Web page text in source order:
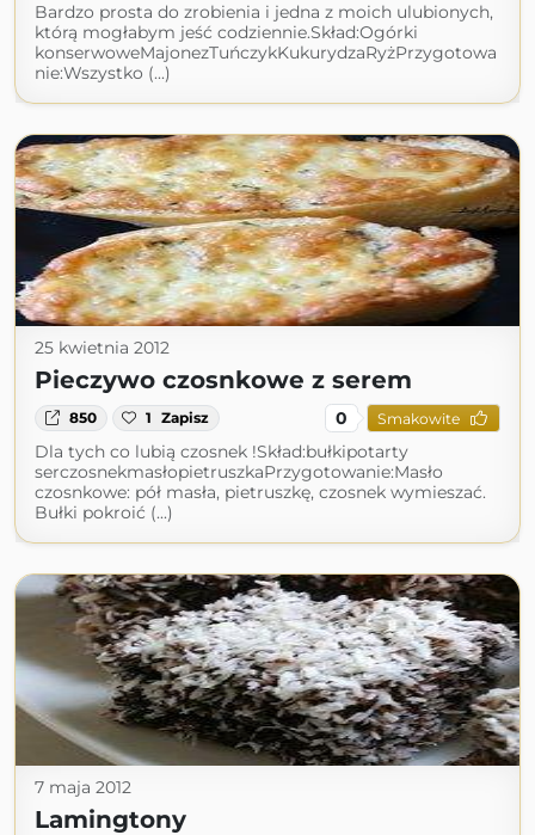
Bardzo prosta do zrobienia i jedna z moich ulubionych,
którą mogłabym jeść codziennie.Skład:Ogórki
konserwoweMajonezTuńczykKukurydzaRyżPrzygotowa
nie:Wszystko (...)
25 kwietnia 2012
Pieczywo czosnkowe z serem
850 1 Zapisz 0 Smakowite
Dla tych co lubią czosnek !Skład:bułkipotarty
serczosnekmasłopietruszkaPrzygotowanie:Masło
czosnkowe: pół masła, pietruszkę, czosnek wymieszać.
Bułki pokroić (...)
7 maja 2012
Lamingtony